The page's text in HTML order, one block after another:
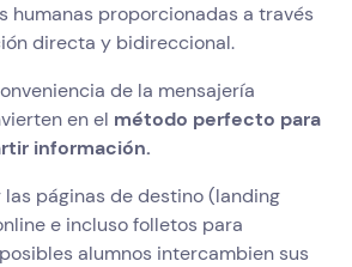
humanas proporcionadas a través
directa y bidireccional.
de la mensajería
en el método perfecto para
información.
las páginas de destino (landing
e incluso folletos para
alumnos intercambien sus